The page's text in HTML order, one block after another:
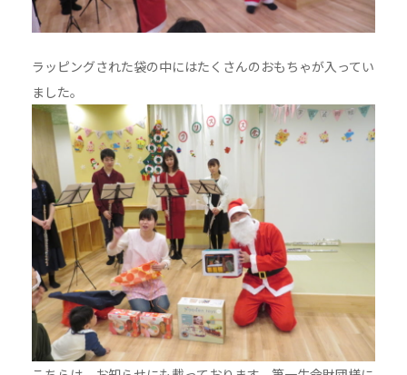
ラッピングされた袋の中にはたくさんのおもちゃが入ってい
ました。